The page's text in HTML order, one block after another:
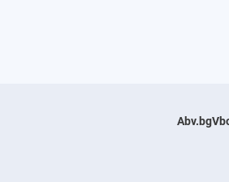
Abv.bg